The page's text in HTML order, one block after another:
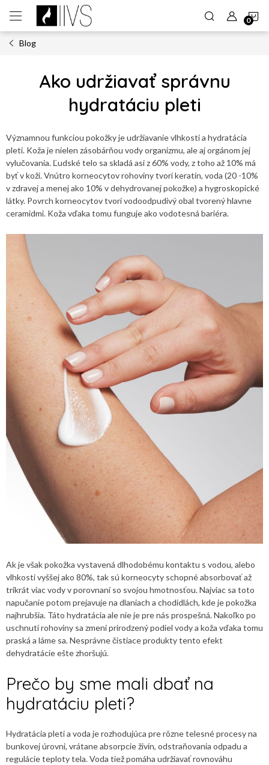
obsah
Blog
Ako udržiavať správnu
hydratáciu pleti
Významnou funkciou pokožky je udržiavanie vlhkosti a hydratácia
pleti. Koža je nielen zásobárňou vody organizmu, ale aj orgánom jej
vylučovania. Ľudské telo sa skladá asi z 60% vody, z toho až 10% má
byť v koži. Vnútro korneocytov rohoviny tvorí keratín, voda (20 -10%
v zdravej a menej ako 10% v dehydrovanej pokožke) a hygroskopické
látky. Povrch korneocytov tvorí vodoodpudivý obal tvorený hlavne
ceramidmi. Koža vďaka tomu funguje ako vodotesná bariéra.
Ak je však pokožka vystavená dlhodobému kontaktu s vodou, alebo
vlhkosti vyššej ako 80%, tak sú korneocyty schopné absorbovať až
trikrát viac vody v porovnaní so svojou hmotnosťou. Najviac sa toto
napučanie potom prejavuje na dlaniach a chodidlách, kde je pokožka
najhrubšia. Táto hydratácia ale nie je pre nás prospešná. Nakoľko po
uschnutí rohoviny sa zmení prirodzený podiel vody a koža vďaka tomu
praská a láme sa. Nesprávne čistiace produkty tento efekt
dehydratácie ešte zhoršujú.
Prečo by sme mali dbať na
hydratáciu pleti?
Hydratácia pleti a voda je rozhodujúca pre rôzne telesné procesy na
bunkovej úrovni, vrátane absorpcie živín, odstraňovania odpadu a
regulácie teploty tela. Voda tiež pomáha udržiavať rovnováhu